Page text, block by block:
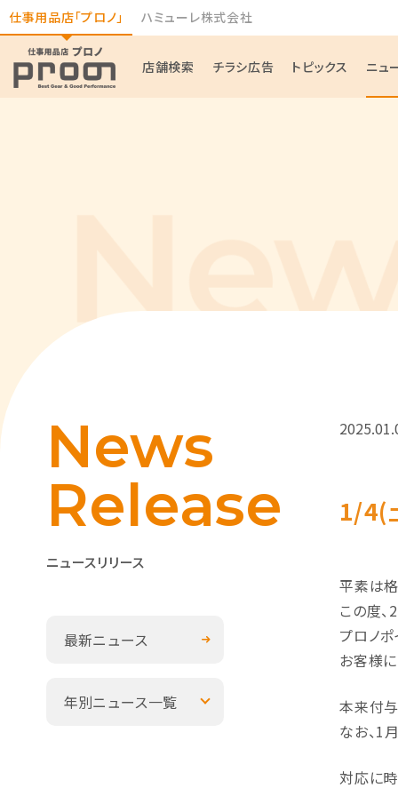
仕事用品店「プロノ」 ハミューレ株式会社
店舗検索 チラシ広告 トピックス ニュ
ニュースリリース
News
Release
最新ニュース
年別ニュース一覧
1/4(
平素は
この度
プロノ
お客様
本来付
なお、1
対応に